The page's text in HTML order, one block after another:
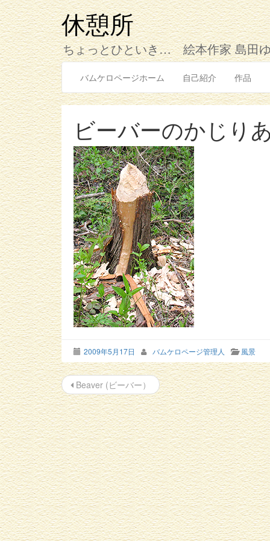
コ
ン
テ
ン
ツ
へ
ス
キ
ッ
プ
休憩所
ちょっとひといき… 絵本作家 島田
バムケロページホーム 自己紹介 作品
ビーバーのかじり
2009年5月17日 バムケロページ管理人 風景
投
稿
ナ
ビ
ゲ
ー
シ
ョ
Beaver (ビーバー）